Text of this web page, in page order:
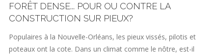
FORÊT DENSE... POUR OU CONTRE LA
CONSTRUCTION SUR PIEUX?
Populaires à la Nouvelle-Orléans, les pieux vissés, pilotis et
poteaux ont la cote. Dans un climat comme le nôtre, est-il